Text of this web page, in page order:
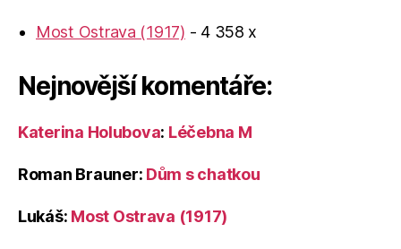
Most Ostrava (1917) - 4 358 x
Nejnovější komentáře:
Katerina Holubova: Léčebna M
Roman Brauner: Dům s chatkou
Lukáš: Most Ostrava (1917)